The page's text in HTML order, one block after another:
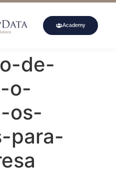
Academy
de-
o-
os-
para-